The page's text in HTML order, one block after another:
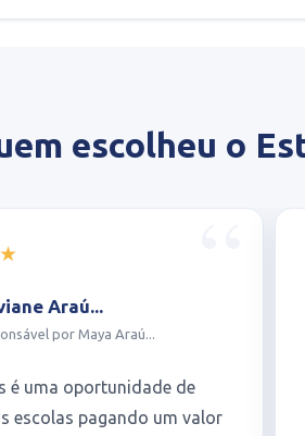
escolheu o
★
Araú...
por Malu Araú...
é uma oportunidade de
escolas pagando um valor